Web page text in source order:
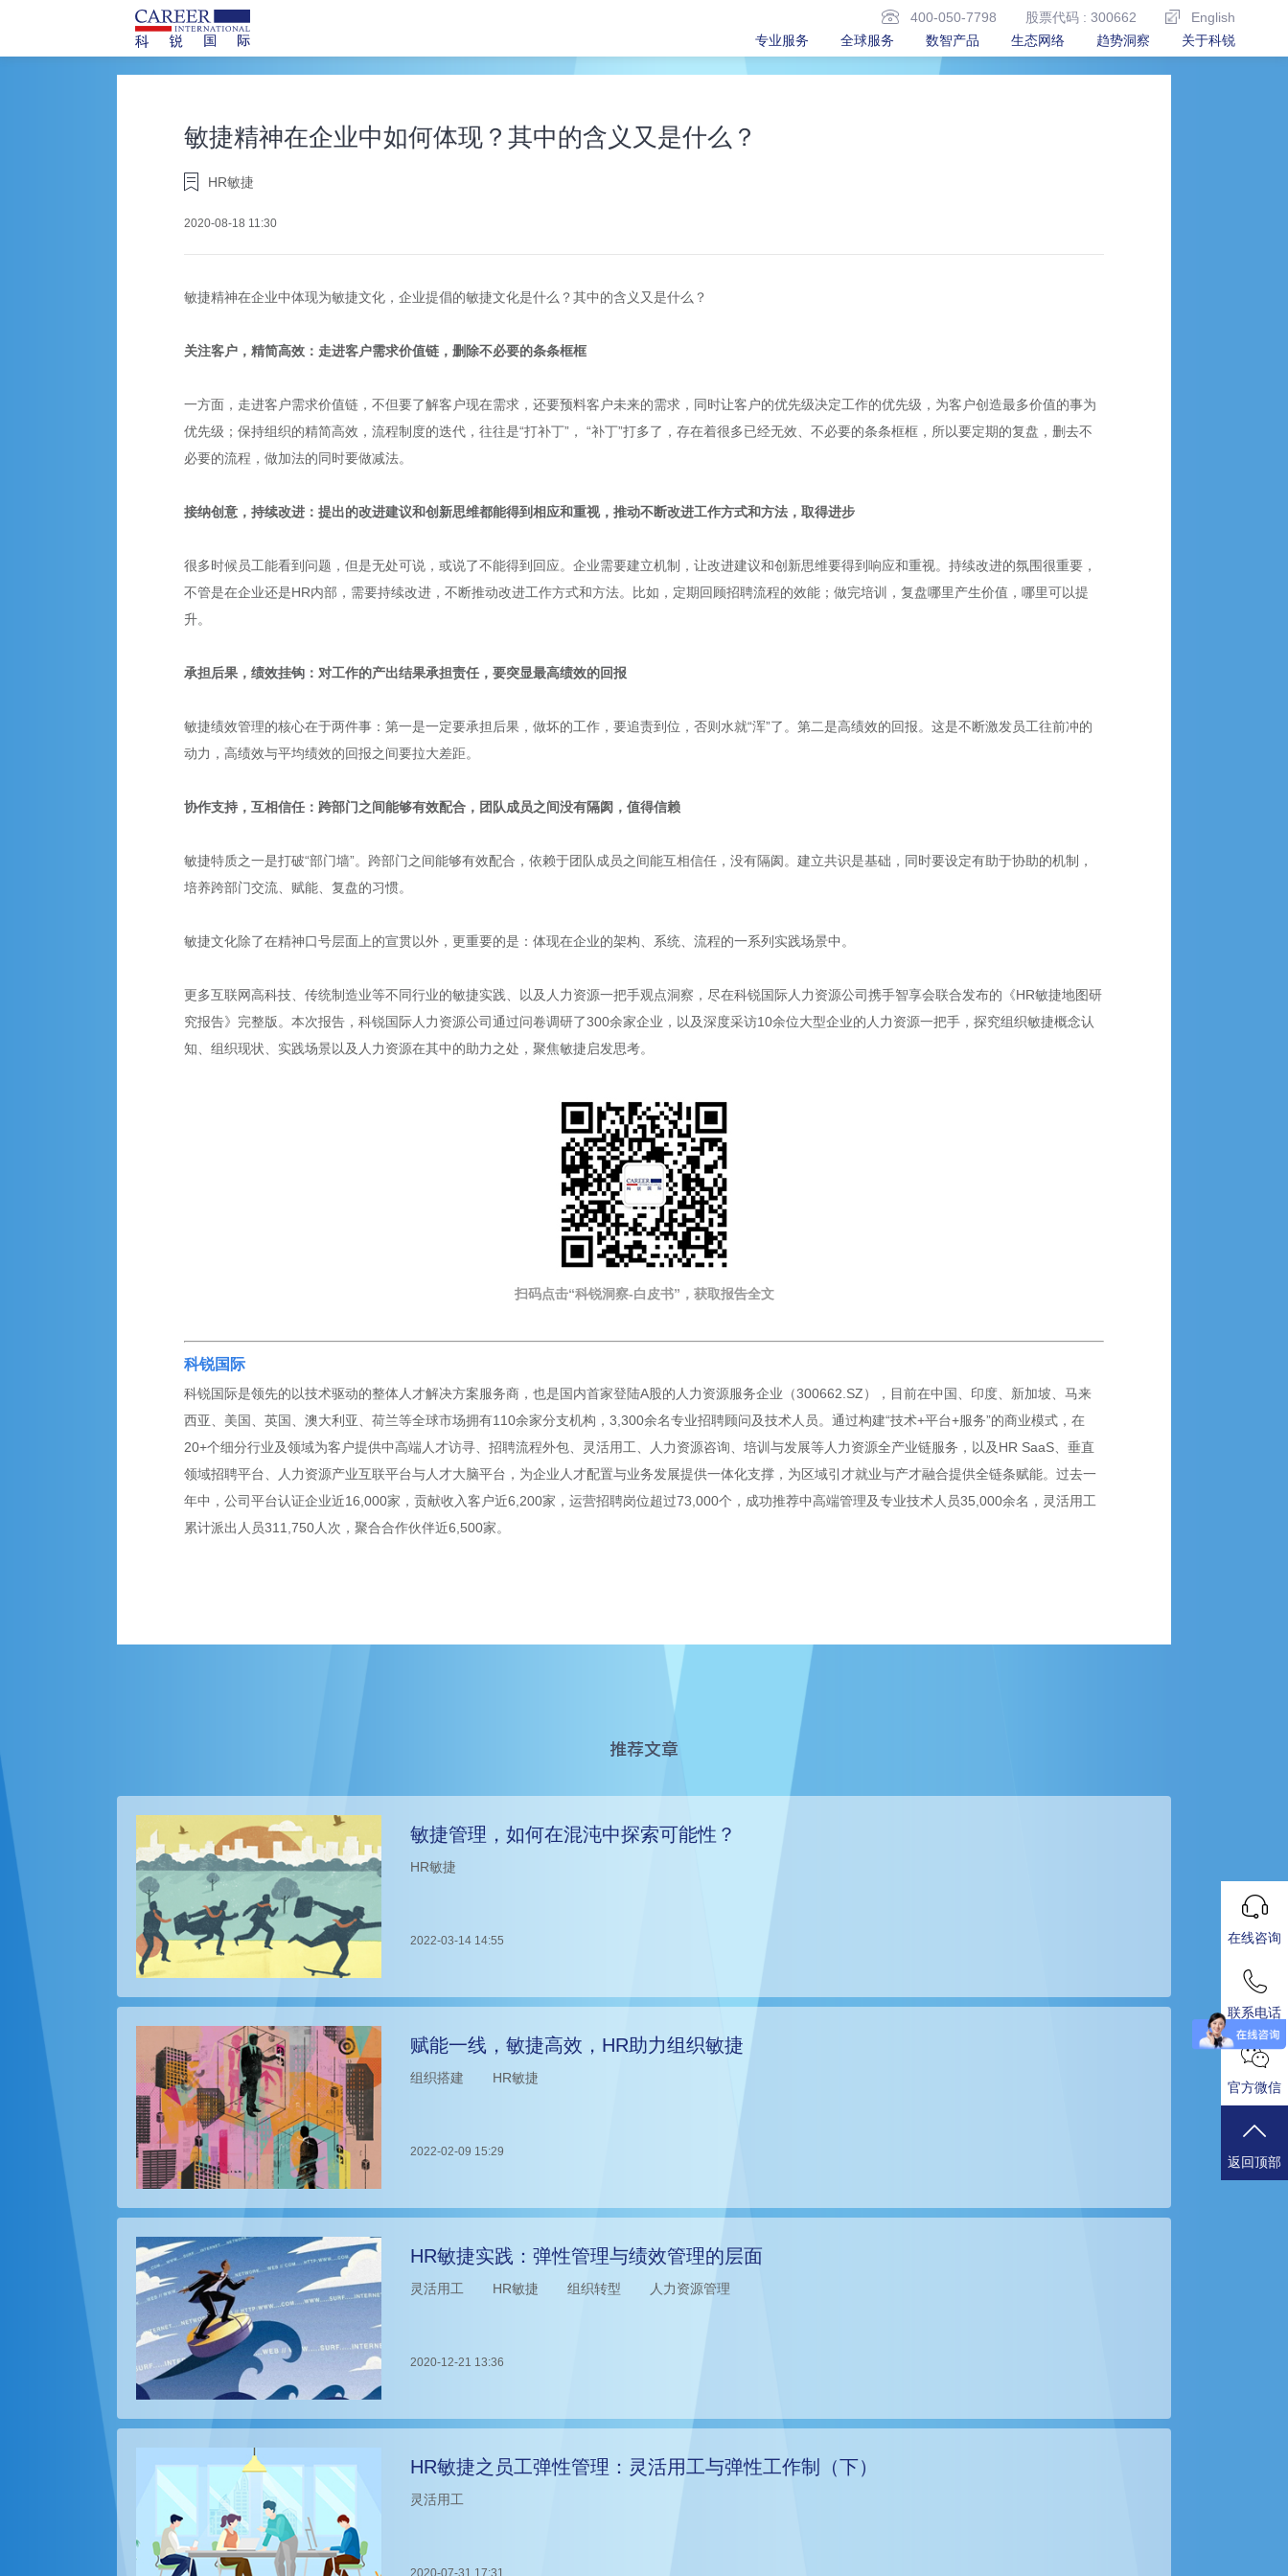
400-050-7798 股票代码 : 300662
English
专业服务
全球服务 数智产品 生态网络 趋势洞察 关于科锐
敏捷精神在企业中如何体现？其中的含义又是什么？
HR敏捷
2020-08-18 11:30
敏捷精神在企业中体现为敏捷文化，企业提倡的敏捷文化是什么？其中的含义又是什么？
关注客户，精简高效：走进客户需求价值链，删除不必要的条条框框
一方面，走进客户需求价值链，不但要了解客户现在需求，还要预料客户未来的需求，同时让客户的优先级决定工作的优先级，为客户创造最多价值的事为
优先级；保持组织的精简高效，流程制度的迭代，往往是“打补丁”， “补丁”打多了，存在着很多已经无效、不必要的条条框框，所以要定期的复盘，删去不
必要的流程，做加法的同时要做减法。
接纳创意，持续改进：提出的改进建议和创新思维都能得到相应和重视，推动不断改进工作方式和方法，取得进步
很多时候员工能看到问题，但是无处可说，或说了不能得到回应。企业需要建立机制，让改进建议和创新思维要得到响应和重视。持续改进的氛围很重要，
不管是在企业还是HR内部，需要持续改进，不断推动改进工作方式和方法。比如，定期回顾招聘流程的效能；做完培训，复盘哪里产生价值，哪里可以提
升。
承担后果，绩效挂钩：对工作的产出结果承担责任，要突显最高绩效的回报
敏捷绩效管理的核心在于两件事：第一是一定要承担后果，做坏的工作，要追责到位，否则水就“浑”了。第二是高绩效的回报。这是不断激发员工往前冲的
动力，高绩效与平均绩效的回报之间要拉大差距。
协作支持，互相信任：跨部门之间能够有效配合，团队成员之间没有隔阂，值得信赖
敏捷特质之一是打破“部门墙”。跨部门之间能够有效配合，依赖于团队成员之间能互相信任，没有隔阂。建立共识是基础，同时要设定有助于协助的机制，
培养跨部门交流、赋能、复盘的习惯。
敏捷文化除了在精神口号层面上的宣贯以外，更重要的是：体现在企业的架构、系统、流程的一系列实践场景中。
更多互联网高科技、传统制造业等不同行业的敏捷实践、以及人力资源一把手观点洞察，尽在科锐国际人力资源公司携手智享会联合发布的《HR敏捷地图研
究报告》完整版。本次报告，科锐国际人力资源公司通过问卷调研了300余家企业，以及深度采访10余位大型企业的人力资源一把手，探究组织敏捷概念认
知、组织现状、实践场景以及人力资源在其中的助力之处，聚焦敏捷启发思考。
扫码点击“科锐洞察-白皮书”，获取报告全文
科锐国际
科锐国际是领先的以技术驱动的整体人才解决方案服务商，也是国内首家登陆A股的人力资源服务企业（300662.SZ），目前在中国、印度、新加坡、马来
西亚、美国、英国、澳大利亚、荷兰等全球市场拥有110余家分支机构，3,300余名专业招聘顾问及技术人员。通过构建“技术+平台+服务”的商业模式，在
20+个细分行业及领域为客户提供中高端人才访寻、招聘流程外包、灵活用工、人力资源咨询、培训与发展等人力资源全产业链服务，以及HR SaaS、垂直
领域招聘平台、人力资源产业互联平台与人才大脑平台，为企业人才配置与业务发展提供一体化支撑，为区域引才就业与产才融合提供全链条赋能。过去一
年中，公司平台认证企业近16,000家，贡献收入客户近6,200家，运营招聘岗位超过73,000个，成功推荐中高端管理及专业技术人员35,000余名，灵活用工
累计派出人员311,750人次，聚合合作伙伴近6,500家。
推荐文章
敏捷管理，如何在混沌中探索可能性？
HR敏捷
2022-03-14 14:55
赋能一线，敏捷高效，HR助力组织敏捷
组织搭建 HR敏捷
2022-02-09 15:29
HR敏捷实践：弹性管理与绩效管理的层面
灵活用工 HR敏捷 组织转型 人力资源管理
2020-12-21 13:36
HR敏捷之员工弹性管理：灵活用工与弹性工作制（下）
灵活用工
2020-07-31 17:31
在线咨询
联系电话
官方微信
返回顶部